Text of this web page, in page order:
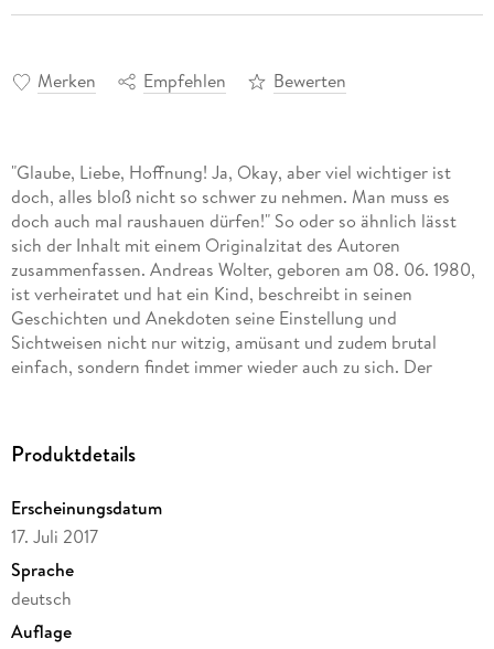
Merken Empfehlen Bewerten
"Glaube, Liebe, Hoffnung! Ja, Okay, aber viel wichtiger ist
doch, alles bloß nicht so schwer zu nehmen. Man muss es
doch auch mal raushauen dürfen!" So oder so ähnlich lässt
sich der Inhalt mit einem Originalzitat des Autoren
zusammenfassen. Andreas Wolter, geboren am 08. 06. 1980,
ist verheiratet und hat ein Kind, beschreibt in seinen
Geschichten und Anekdoten seine Einstellung und
Sichtweisen nicht nur witzig, amüsant und zudem brutal
einfach, sondern findet immer wieder auch zu sich. Der
und setzt sich als Familienvater und Ehemann zwischen Beruf
seiner Umwelt auseinander. Eines der Ergebnisse ist dieses
Buch.
Produktdetails
Erscheinungsdatum
17. Juli 2017
Sprache
deutsch
Auflage